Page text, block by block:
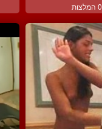
0 המלצות